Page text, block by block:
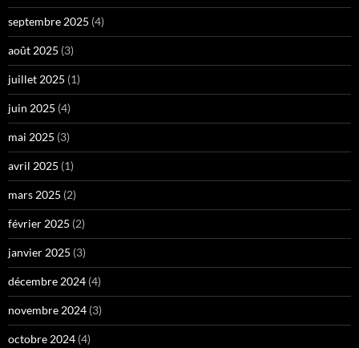
septembre 2025 (4)
août 2025 (3)
juillet 2025 (1)
juin 2025 (4)
mai 2025 (3)
avril 2025 (1)
mars 2025 (2)
février 2025 (2)
janvier 2025 (3)
décembre 2024 (4)
novembre 2024 (3)
octobre 2024 (4)